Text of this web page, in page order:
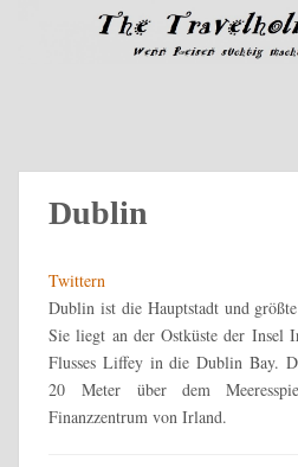
Dublin
Twittern
Dublin ist die Hauptstadt und
Sie liegt an der Ostküste der Insel
Flusses Liffey in die Dublin Bay.
20 Meter über dem
Finanzzentrum von Irland.